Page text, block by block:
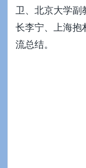
卫、北京大学副
长李宁、上海抱
流总结。